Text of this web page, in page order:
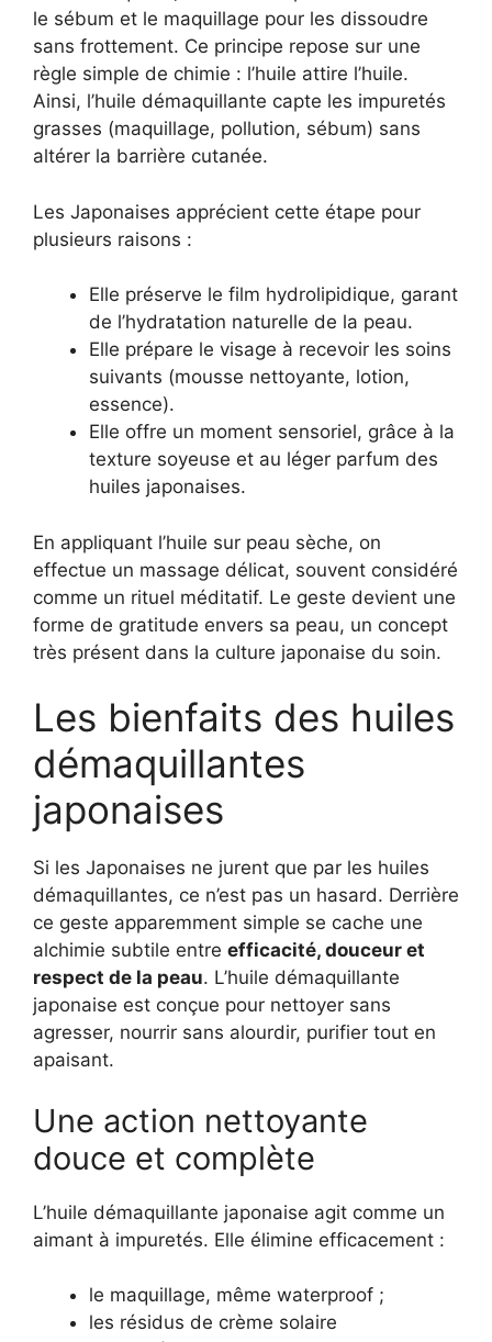
le sébum et le maquillage pour les dissoudre
sans frottement. Ce principe repose sur une
règle simple de chimie : l’huile attire l’huile.
Ainsi, l’huile démaquillante capte les impuretés
grasses (maquillage, pollution, sébum) sans
altérer la barrière cutanée.
Les Japonaises apprécient cette étape pour
plusieurs raisons :
Elle préserve le film hydrolipidique, garant
de l’hydratation naturelle de la peau.
Elle prépare le visage à recevoir les soins
suivants (mousse nettoyante, lotion,
essence).
Elle offre un moment sensoriel, grâce à la
texture soyeuse et au léger parfum des
huiles japonaises.
En appliquant l’huile sur peau sèche, on
effectue un massage délicat, souvent considéré
comme un rituel méditatif. Le geste devient une
forme de gratitude envers sa peau, un concept
très présent dans la culture japonaise du soin.
Les bienfaits des huiles
démaquillantes
japonaises
Si les Japonaises ne jurent que par les huiles
démaquillantes, ce n’est pas un hasard. Derrière
ce geste apparemment simple se cache une
alchimie subtile entre efficacité, douceur et
respect de la peau. L’huile démaquillante
japonaise est conçue pour nettoyer sans
agresser, nourrir sans alourdir, purifier tout en
apaisant.
Une action nettoyante
douce et complète
L’huile démaquillante japonaise agit comme un
aimant à impuretés. Elle élimine efficacement :
le maquillage, même waterproof ;
les résidus de crème solaire